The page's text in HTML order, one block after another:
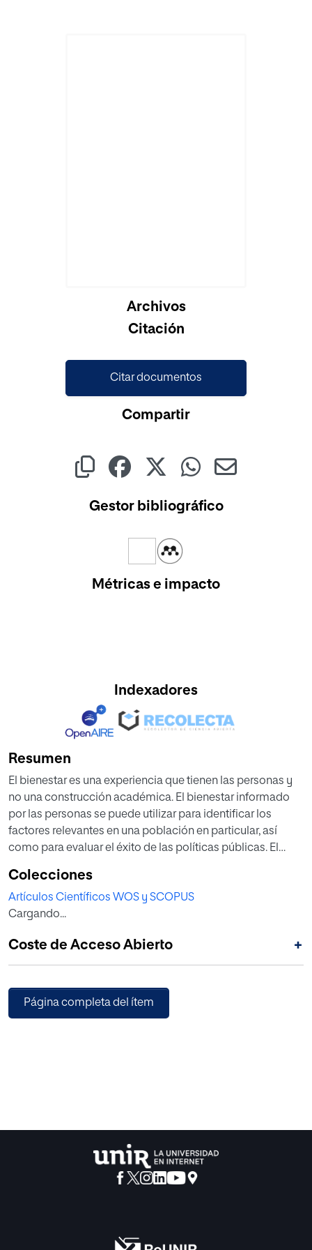
Archivos
Citación
Citar documentos
Compartir
Gestor bibliográfico
Métricas e impacto
Indexadores
Resumen
El bienestar es una experiencia que tienen las personas y
no una construcción académica. El bienestar informado
por las personas se puede utilizar para identificar los
factores relevantes en una población en particular, así
como para evaluar el éxito de las políticas públicas. El
central para saber si las políticas están teniendo impacto
no sólo en el tablero de indicadores sino,
fundamentalmente, en la experiencia de estar bien que
Colecciones
Artículos Científicos WOS y SCOPUS
Cargando...
Coste de Acceso Abierto +
Página completa del ítem